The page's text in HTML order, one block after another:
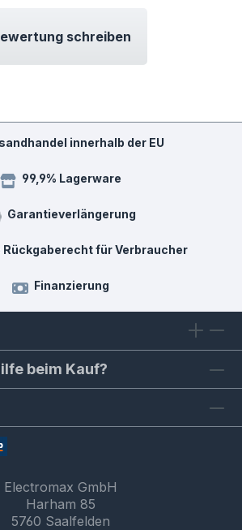
schreiben
innerhalb der EU
99,9% Lagerware
Garantieverlängerung
Rückgaberecht für Verbraucher
Finanzierung
beim Kauf?
Electromax GmbH
Harham 85
5760 Saalfelden